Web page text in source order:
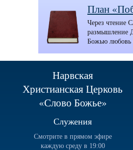
План
Через чтение
размышление
Божью любовь
Нарвская
Христианская Церковь
«Слово Божье»
Служения
Смотрите в прямом эфире
каждую среду в 19:00